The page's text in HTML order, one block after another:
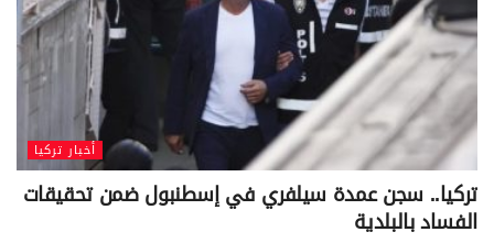
أخبار تركيا
تركيا.. سجن عمدة سيلفري في إسطنبول ضمن تحقيقات
الفساد بالبلدية